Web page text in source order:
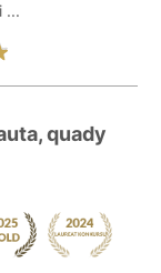
...
quady